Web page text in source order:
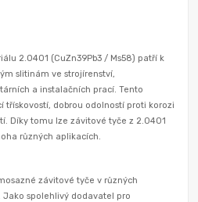
2.0401 (CuZn39Pb3 / Ms58) patří k
slitinám ve strojírenství,
a instalačních prací. Tento
třískovostí, dobrou odolností proti korozi
Díky tomu lze závitové tyče z 2.0401
různých aplikacích.
závitové tyče v různých
Jako spolehlivý dodavatel pro